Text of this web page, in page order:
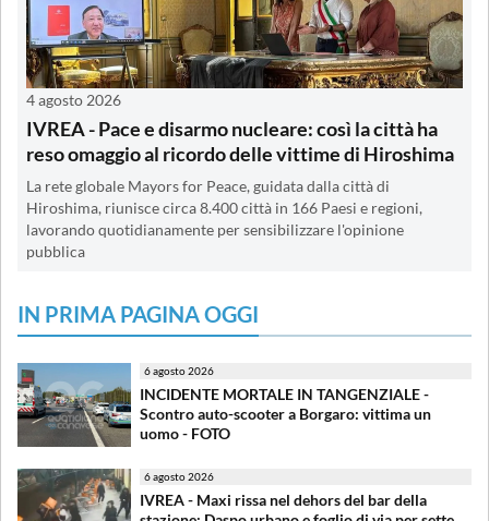
4 agosto 2026
IVREA - Pace e disarmo nucleare: così la città ha
reso omaggio al ricordo delle vittime di Hiroshima
La rete globale Mayors for Peace, guidata dalla città di
Hiroshima, riunisce circa 8.400 città in 166 Paesi e regioni,
lavorando quotidianamente per sensibilizzare l'opinione
pubblica
IN PRIMA PAGINA OGGI
6 agosto 2026
INCIDENTE MORTALE IN TANGENZIALE -
Scontro auto-scooter a Borgaro: vittima un
uomo - FOTO
6 agosto 2026
IVREA - Maxi rissa nel dehors del bar della